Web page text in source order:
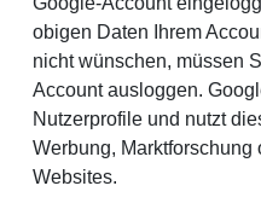
obigen Daten Ihrem
nicht wünschen, müssen
Account ausloggen.
Nutzerprofile und nutzt
Werbung,
Websites.